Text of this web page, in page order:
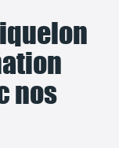
nos